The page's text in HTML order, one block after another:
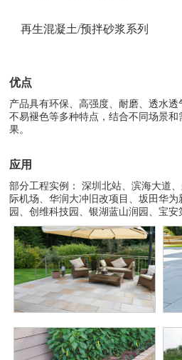
再生混凝土/预拌砂浆系列
优点
产品具有环保、高强度、耐磨、透水透
不易褪色等多种特点，结合不同场景
果。
应用
部分工程实例： 深圳北站、滨海大道
际机场、华润大冲旧改项目、坂田华
园、创维科技园、银湖蓝山润园、宝安